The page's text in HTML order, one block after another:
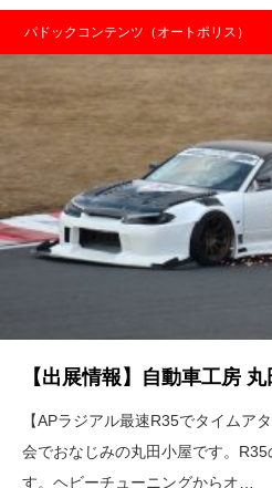
パドックコンテンツ（オートポリス）
【出展情報】自動車工房
【APラジアル最速R35でタイムア
会でおなじみの丸田小屋です。
す。ヘビーチューニングからオ…